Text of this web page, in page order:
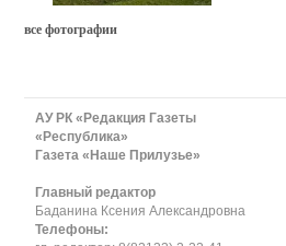
все фотографии
АУ РК «Редакция Газеты
«Республика»
Газета «Наше Прилузье»
Главный редактор
Баданина Ксения Александровна
Телефоны: